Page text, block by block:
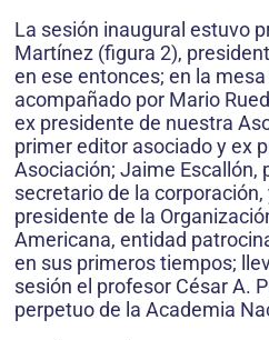
La sesión inaugural estuvo
Martínez (figura 2),
en ese entonces; en la
acompañado por Mario
ex presidente de nuestra
primer editor asociado y ex
Asociación; Jaime Escallón,
secretario de la
presidente de la
Americana, entidad
en sus primeros tiempos;
sesión el profesor César A.
perpetuo de la Academia